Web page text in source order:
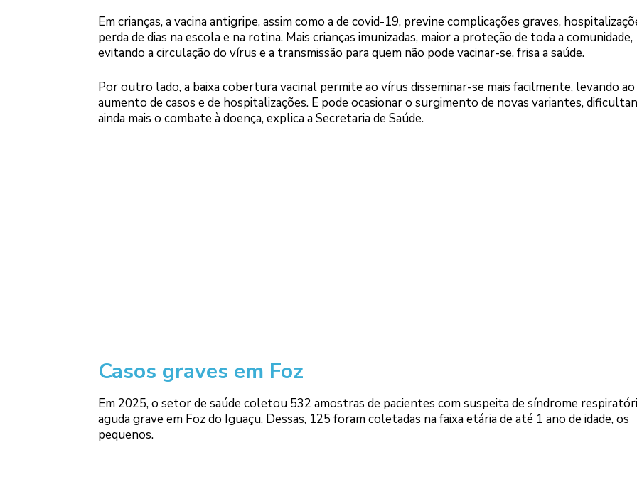
Em crianças, a vacina antigripe, assim como a de covid-19, previne complicações graves,
perda de dias na escola e na rotina. Mais crianças imunizadas, maior a proteção de toda a comunidade,
evitando a circulação do vírus e a transmissão para quem não pode vacinar-se, frisa a saúde.
Por outro lado, a baixa cobertura vacinal permite ao vírus disseminar-se mais facilmente, levando ao
aumento de casos e de hospitalizações. E pode ocasionar o surgimento de novas variantes,
ainda mais o combate à doença, explica a Secretaria de Saúde.
Casos graves em Foz
Em 2025, o setor de saúde coletou 532 amostras de pacientes com suspeita de síndrome
aguda grave em Foz do Iguaçu. Dessas, 125 foram coletadas na faixa etária de até 1 ano de idade, os
pequenos.